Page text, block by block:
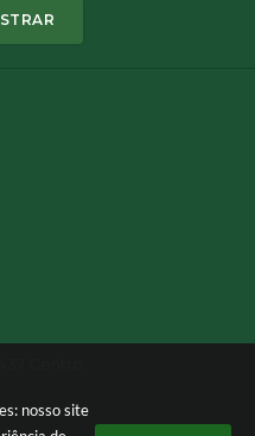
nosso site